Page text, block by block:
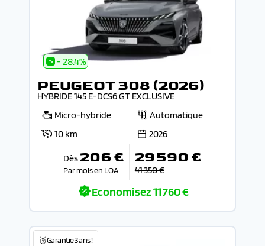
- 28.4%
PEUGEOT 308 (2026)
HYBRIDE 145 E-DCS6 GT EXCLUSIVE
Micro-hybride
Automatique
10 km
2026
Dès 206 €
Par mois en LOA
29 590 €
41 350 €
Economisez11 760 €
🥉Garantie 3 ans !